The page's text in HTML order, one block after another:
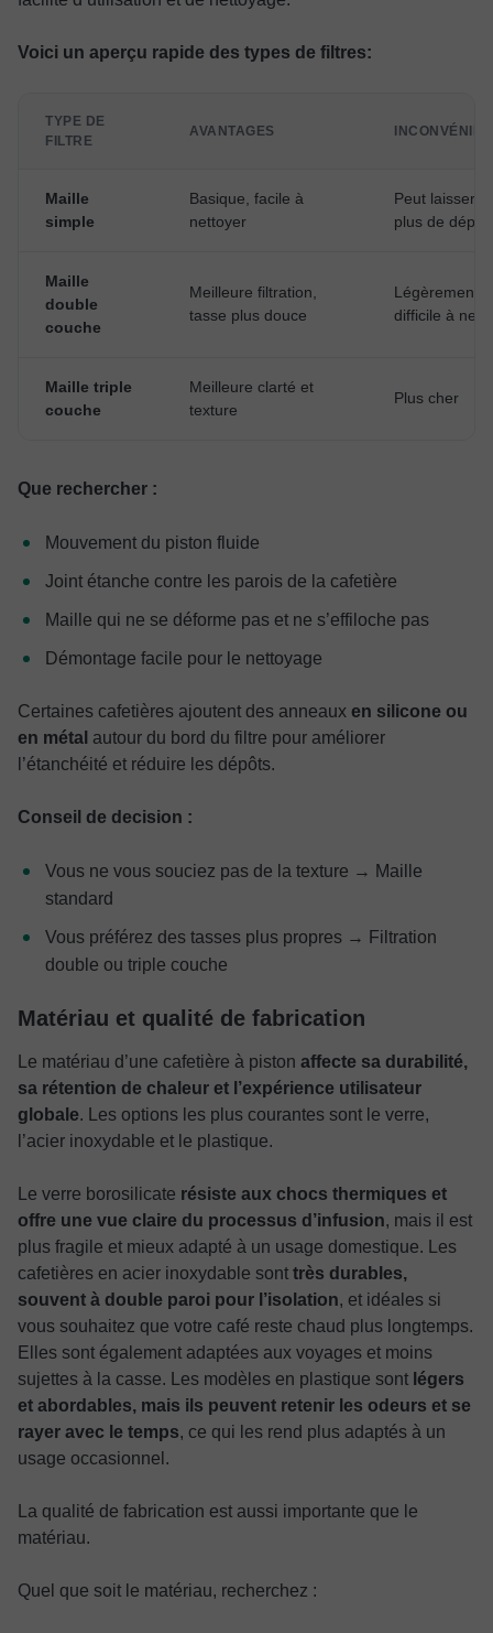
Voici un aperçu rapide des types de filtres:
TYPE DE
FILTRE
AVANTAGES
Maille
simple
Basique, facile à
nettoyer
Peut laisser
plus de
Maille
double
couche
Meilleure filtration,
tasse plus douce
Légèrement
difficile à
Maille triple
couche
Meilleure clarté et
texture
Plus cher
Que rechercher :
Mouvement du piston fluide
Joint étanche contre les parois de la cafetière
Maille qui ne se déforme pas et ne s’effiloche pas
Démontage facile pour le nettoyage
Certaines cafetières ajoutent des anneaux en silicone ou
en métal autour du bord du filtre pour améliorer
l’étanchéité et réduire les dépôts.
Conseil de decision :
Vous ne vous souciez pas de la texture → Maille
standard
Vous préférez des tasses plus propres → Filtration
double ou triple couche
Matériau et qualité de fabrication
Le matériau d’une cafetière à piston affecte sa durabilité,
sa rétention de chaleur et l’expérience utilisateur
globale. Les options les plus courantes sont le verre,
l’acier inoxydable et le plastique.
Le verre borosilicate résiste aux chocs thermiques et
offre une vue claire du processus d’infusion, mais il est
plus fragile et mieux adapté à un usage domestique. Les
cafetières en acier inoxydable sont très durables,
souvent à double paroi pour l’isolation, et idéales si
vous souhaitez que votre café reste chaud plus longtemps.
Elles sont également adaptées aux voyages et moins
sujettes à la casse. Les modèles en plastique sont légers
et abordables, mais ils peuvent retenir les odeurs et se
rayer avec le temps, ce qui les rend plus adaptés à un
usage occasionnel.
La qualité de fabrication est aussi importante que le
matériau.
Quel que soit le matériau, recherchez :